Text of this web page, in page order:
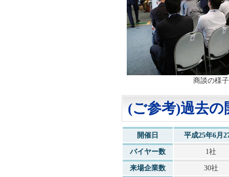
商談の様子
(ご参考)過去の
開催日 平成25年6月
バイヤー数 1社
来場企業数 30社